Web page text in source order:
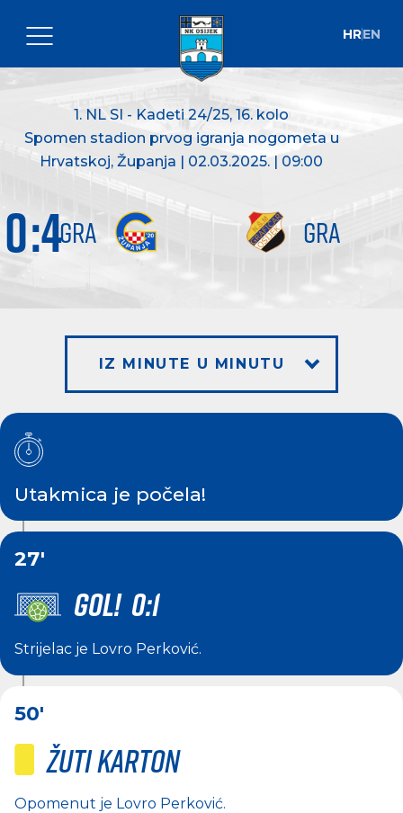
HREN
1. NL SI - Kadeti 24/25, 16. kolo
Spomen stadion prvog igranja nogometa u
Hrvatskoj, Županja | 02.03.2025. | 09:00
GRA GRA
0:4
IZ MINUTE U MINUTU
Utakmica je počela!
27'
GOL! 0:1
Strijelac je Lovro Perković.
50'
Žuti karton
Opomenut je Lovro Perković.